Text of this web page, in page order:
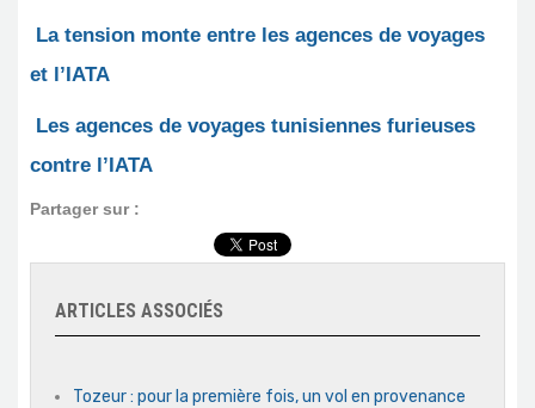
La tension monte entre les agences de voyages
et l’IATA
Les agences de voyages tunisiennes furieuses
contre l’IATA
Partager sur :
ARTICLES ASSOCIÉS
Tozeur : pour la première fois, un vol en provenance